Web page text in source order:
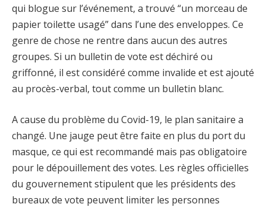
qui blogue sur l’événement, a trouvé “un morceau de
papier toilette usagé” dans l’une des enveloppes. Ce
genre de chose ne rentre dans aucun des autres
groupes. Si un bulletin de vote est déchiré ou
griffonné, il est considéré comme invalide et est ajouté
au procès-verbal, tout comme un bulletin blanc.
A cause du problème du Covid-19, le plan sanitaire a
changé. Une jauge peut être faite en plus du port du
masque, ce qui est recommandé mais pas obligatoire
pour le dépouillement des votes. Les règles officielles
du gouvernement stipulent que les présidents des
bureaux de vote peuvent limiter les personnes